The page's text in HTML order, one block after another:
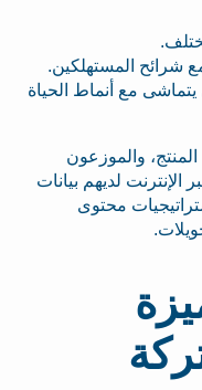
شرائح المستهلكين.
مع أنماط الحياة
والموزعون
الإنترنت لديهم بيانات
محتوى